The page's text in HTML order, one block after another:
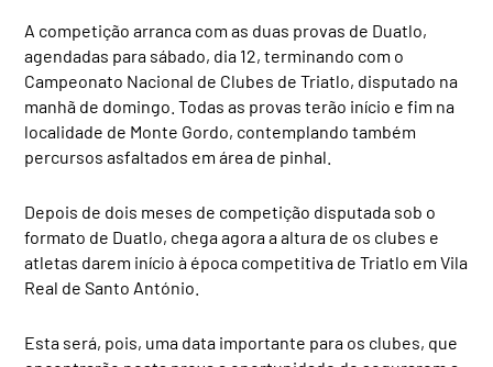
A competição arranca com as duas provas de Duatlo,
agendadas para sábado, dia 12, terminando com o
Campeonato Nacional de Clubes de Triatlo, disputado na
manhã de domingo. Todas as provas terão início e fim na
localidade de Monte Gordo, contemplando também
percursos asfaltados em área de pinhal.
Depois de dois meses de competição disputada sob o
formato de Duatlo, chega agora a altura de os clubes e
atletas darem início à época competitiva de Triatlo em Vila
Real de Santo António.
Esta será, pois, uma data importante para os clubes, que